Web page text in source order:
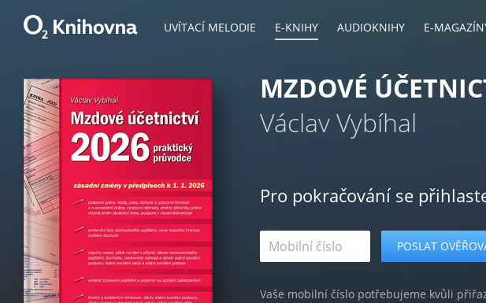
UVÍTACÍ MELODIE E-KNIHY AUDIOKNIHY E-
MZDOVÉ
Václav Vybíhal
Pro pokračování se
Vaše mobilní číslo potřebujeme kvůli